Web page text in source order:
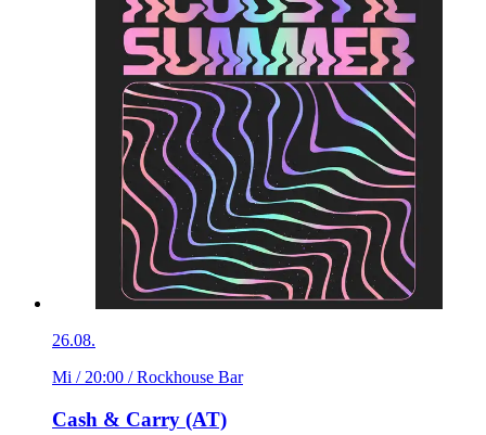
26.08.
Mi / 20:00 / Rockhouse Bar
Cash & Carry (AT)